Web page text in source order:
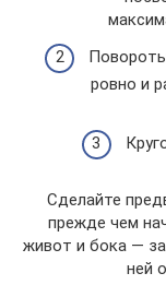
ровно и
Сделайте
прежде чем
живот и бока —
ней